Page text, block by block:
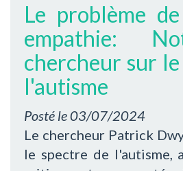
Le problème
empathie:
chercheur sur
l'autisme
Posté le03/07/2024
Le chercheur Patrick
le spectre de l'autisme,